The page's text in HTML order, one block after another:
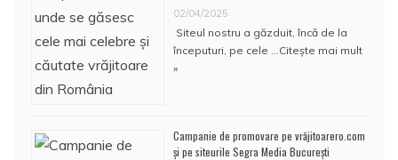
02/04/2025
Siteul nostru a găzduit, încă de la
începuturi, pe cele … Citește mai mult
»
Campanie de promovare pe vrăjitoarero.com
și pe siteurile Segra Media București